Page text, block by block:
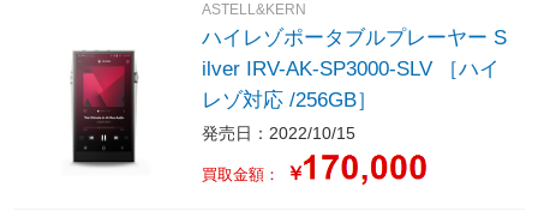
ASTELL&KERN
ハイレゾポータブルプレーヤー S
ilver IRV-AK-SP3000-SLV ［ハイ
レゾ対応 /256GB］
発売日：2022/10/15
買取金額： ￥